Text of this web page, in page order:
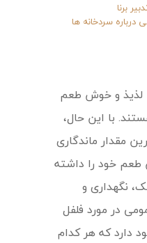
برنا
درباره سردخانه ها
لذیذ و خوش طعم
با این حال،
مقدار ماندگاری
طعم خود را داشته
نگهداری و
در مورد فلفل
دارد که هر کدام